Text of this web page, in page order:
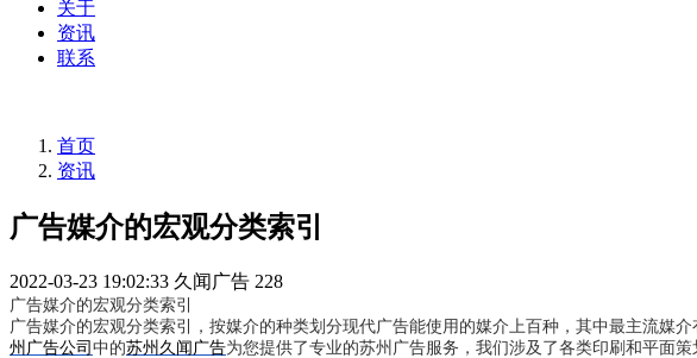
关于
资讯
联系
首页
资讯
广告媒介的宏观分类索引
2022-03-23 19:02:33 久闻广告 228
广告媒介的宏观分类索引
广告媒介的宏观分类索引，按媒介的种类划分现代广告能使用的媒介上百种，其中最主流媒
州广告公司 中的苏州久闻广告为您提供了专业的苏州广告服务，我们涉及了各类印刷和平面策